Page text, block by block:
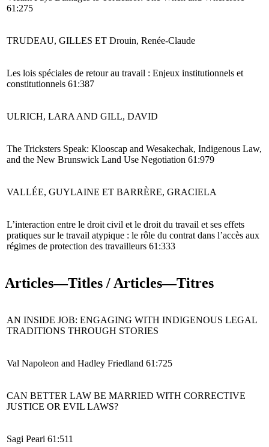
61:275
TRUDEAU, GILLES ET Drouin, Renée-Claude
Les lois spéciales de retour au travail : Enjeux institutionnels et
constitutionnels 61:387
ULRICH, LARA AND GILL, DAVID
The Tricksters Speak: Klooscap and Wesakechak, Indigenous Law,
and the New Brunswick Land Use Negotiation 61:979
VALLÉE, GUYLAINE ET BARRÈRE, GRACIELA
L’interaction entre le droit civil et le droit du travail et ses effets
pratiques sur le travail atypique : le rôle du contrat dans l’accès aux
régimes de protection des travailleurs 61:333
Articles—Titles / Articles—Titres
AN INSIDE JOB: ENGAGING WITH INDIGENOUS LEGAL
TRADITIONS THROUGH STORIES
Val Napoleon and Hadley Friedland 61:725
CAN BETTER LAW BE MARRIED WITH CORRECTIVE
JUSTICE OR EVIL LAWS?
Sagi Peari 61:511